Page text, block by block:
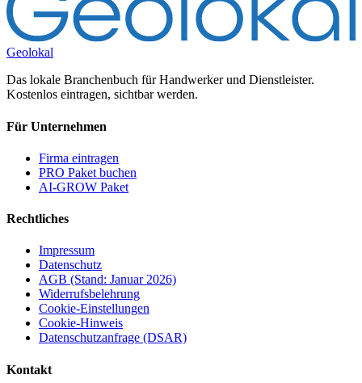
Geolokal
Das lokale Branchenbuch für Handwerker und Dienstleister.
Kostenlos eintragen, sichtbar werden.
Für Unternehmen
Firma eintragen
PRO Paket buchen
AI-GROW Paket
Rechtliches
Impressum
Datenschutz
AGB (Stand: Januar 2026)
Widerrufsbelehrung
Cookie-Einstellungen
Cookie-Hinweis
Datenschutzanfrage (DSAR)
Kontakt